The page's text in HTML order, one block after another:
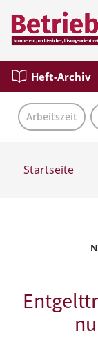
Heft-Archiv
Arbeitszeit
Startseite